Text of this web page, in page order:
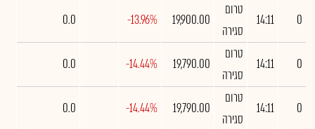
0
14:11
טרום
סגירה
19,900.00
-13.96%
0.0
0
14:11
טרום
סגירה
19,790.00
-14.44%
0.0
0
14:11
טרום
סגירה
19,790.00
-14.44%
0.0